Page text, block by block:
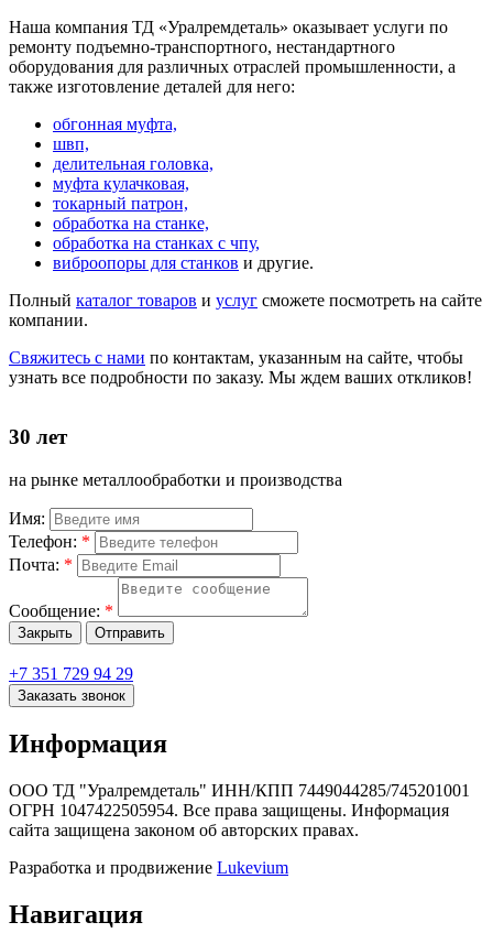
Наша компания ТД «Уралремдеталь» оказывает услуги по
ремонту подъемно-транспортного, нестандартного
оборудования для различных отраслей промышленности, а
также изготовление деталей для него:
обгонная муфта,
швп,
делительная головка,
муфта кулачковая,
токарный патрон,
обработка на станке,
обработка на станках с чпу,
виброопоры для станков и другие.
Полный каталог товаров и услуг сможете посмотреть на сайте
компании.
Свяжитесь с нами по контактам, указанным на сайте, чтобы
узнать все подробности по заказу. Мы ждем ваших откликов!
30 лет
на рынке металлообработки и производства
Имя:
Телефон: *
Почта: *
Сообщение: *
Закрыть Отправить
+7 351 729 94 29
Заказать звонок
Информация
ООО ТД "Уралремдеталь" ИНН/КПП 7449044285/745201001
ОГРН 1047422505954. Все права защищены. Информация
сайта защищена законом об авторских правах.
Разработка и продвижение Lukevium
Навигация